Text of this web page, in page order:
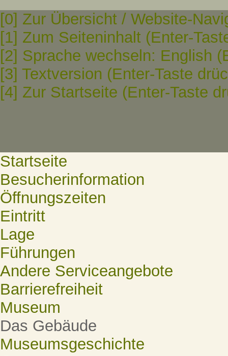
[0] Zur Übersicht / Website-
[1] Zum Seiteninhalt (Enter-
[2] Sprache wechseln: English
[3] Textversion (Enter-Taste
[4] Zur Startseite (Enter-Taste
Startseite
Besucherinformation
Öffnungszeiten
Eintritt
Lage
Führungen
Andere Serviceangebote
Barrierefreiheit
Museum
Das Gebäude
Museumsgeschichte